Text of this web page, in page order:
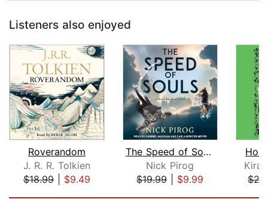
Listeners also enjoyed
Roverandom
J. R. R. Tolkien
$18.99| $9.49
The Speed of Souls
Nick Pirog
$19.99| $9.99
Kira